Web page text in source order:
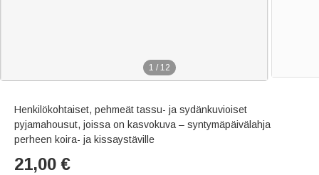
1 / 12
Henkilökohtaiset, pehmeät tassu- ja sydänkuvioiset
pyjamahousut, joissa on kasvokuva – syntymäpäivälahja
perheen koira- ja kissaystäville
21,00 €